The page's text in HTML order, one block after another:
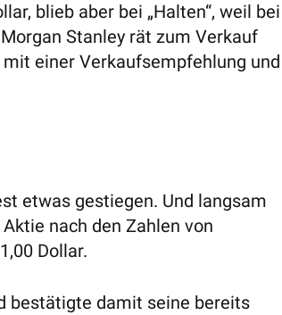
blieb aber bei „Halten“, weil bei
Stanley rät zum Verkauf
einer Verkaufsempfehlung und
etwas gestiegen. Und langsam
nach den Zahlen von
Dollar.
bestätigte damit seine bereits